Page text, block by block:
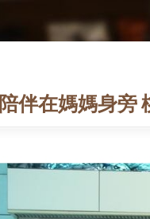
伴在媽媽身旁